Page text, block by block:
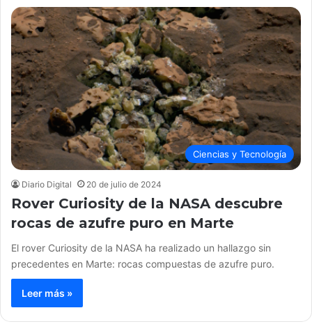
Ciencias y Tecnología
Diario Digital 20 de julio de 2024
Rover Curiosity de la NASA descubre
rocas de azufre puro en Marte
El rover Curiosity de la NASA ha realizado un hallazgo sin
precedentes en Marte: rocas compuestas de azufre puro.
Leer más »